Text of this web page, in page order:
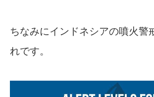
ちなみにインドネシアの噴火警
れです。